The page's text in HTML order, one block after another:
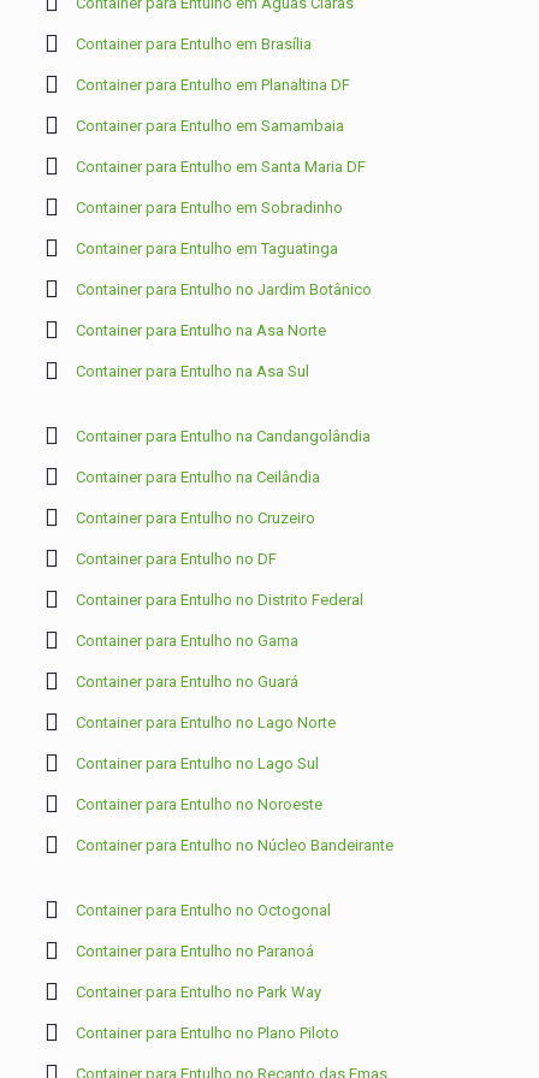
Container para Entulho em Brasília
Container para Entulho em Planaltina DF
Container para Entulho em Samambaia
Container para Entulho em Santa Maria DF
Container para Entulho em Sobradinho
Container para Entulho em Taguatinga
Container para Entulho no Jardim Botânico
Container para Entulho na Asa Norte
Container para Entulho na Asa Sul
Container para Entulho na Candangolândia
Container para Entulho na Ceilândia
Container para Entulho no Cruzeiro
Container para Entulho no DF
Container para Entulho no Distrito Federal
Container para Entulho no Gama
Container para Entulho no Guará
Container para Entulho no Lago Norte
Container para Entulho no Lago Sul
Container para Entulho no Noroeste
Container para Entulho no Núcleo Bandeirante
Container para Entulho no Octogonal
Container para Entulho no Paranoá
Container para Entulho no Park Way
Container para Entulho no Plano Piloto
Container para Entulho no Recanto das Emas